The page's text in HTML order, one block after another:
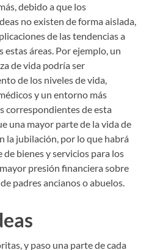
debido a que los
no existen de forma aislada,
de las tendencias a
estas áreas. Por ejemplo, un
de vida podría ser
de los niveles de vida,
y un entorno más
correspondientes de esta
una mayor parte de la vida de
la jubilación, por lo que habrá
bienes y servicios para los
presión financiera sobre
padres ancianos o abuelos.
y paso una parte de cada